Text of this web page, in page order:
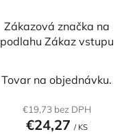
Zákazová značka na
podlahu Zákaz vstupu
Tovar na objednávku.
€19,73 bez DPH
€24,27 / KS